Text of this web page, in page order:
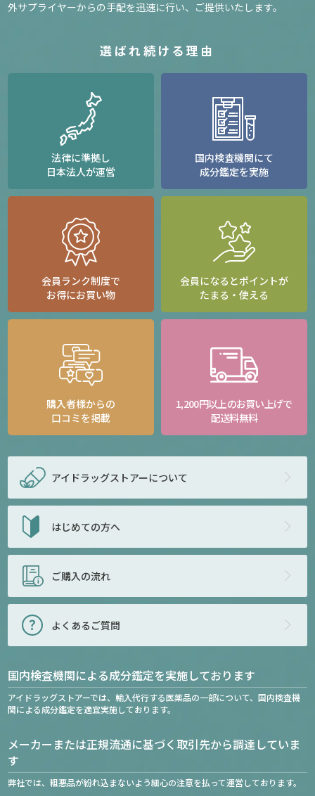
外サプライヤーからの手配を迅速に行い、ご提供いたします。
選ばれ続ける理由
法律に準拠し
日本法人が運営
国内検査機関にて
成分鑑定を実施
会員ランク制度で
お得にお買い物
会員になるとポイントが
たまる・使える
購入者様からの
口コミを掲載
1,200円以上のお買い上げで
配送料無料
アイドラッグストアーについて
はじめての方へ
ご購入の流れ
よくあるご質問
国内検査機関による成分鑑定を実施しております
アイドラッグストアーでは、輸入代行する医薬品の一部について、国内検査機
関による成分鑑定を適宜実施しております。
メーカーまたは正規流通に基づく取引先から調達していま
す
弊社では、粗悪品が紛れ込まないよう細心の注意を払って運営しております。